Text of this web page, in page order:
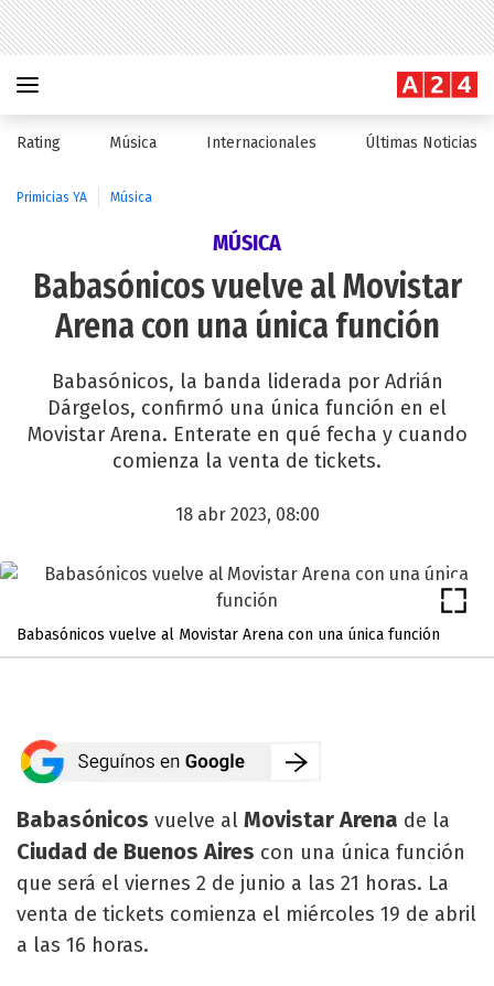
Rating Música Internacionales Últimas Noticias
Primicias YA Música
MÚSICA
Babasónicos vuelve al Movistar
Arena con una única función
Babasónicos, la banda liderada por Adrián
Dárgelos, confirmó una única función en el
Movistar Arena. Enterate en qué fecha y cuando
comienza la venta de tickets.
18 abr 2023, 08:00
Babasónicos vuelve al Movistar Arena con una única función
Babasónicos vuelve al Movistar Arena de la
Ciudad de Buenos Aires con una única función
que será el viernes 2 de junio a las 21 horas. La
venta de tickets comienza el miércoles 19 de abril
a las 16 horas.